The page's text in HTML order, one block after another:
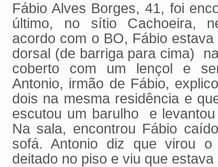
Fábio Alves Borges, 41, foi
último, no sítio Cachoeira,
acordo com o BO, Fábio
dorsal (de barriga para cima)
coberto com um lençol e
Antonio, irmão de Fábio,
dois na mesma residência e
escutou um barulho e
Na sala, encontrou Fábio
sofá. Antonio diz que virou o
deitado no piso e viu que